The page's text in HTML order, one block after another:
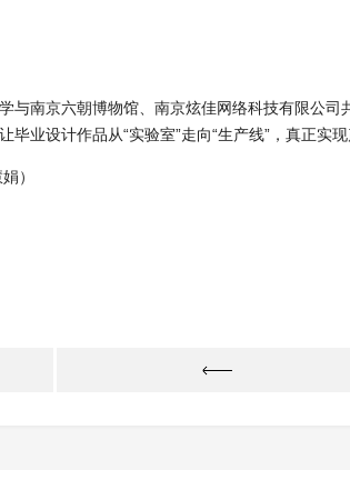
与南京六朝博物馆、南京炫佳网络科技有限公司
业设计作品从“实验室”走向“生产线”，真正实
）